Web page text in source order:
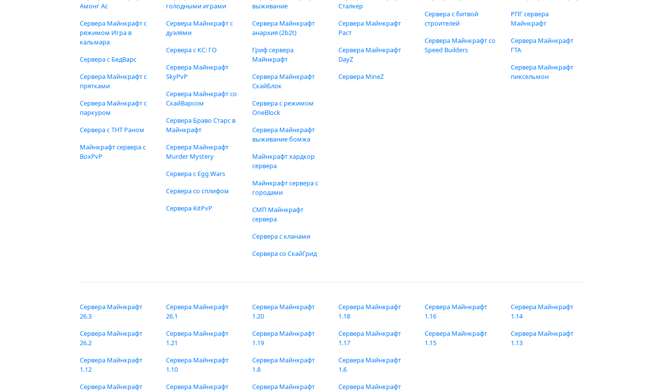
Амонг Ас
Сервера Майнкрафт с
режимом Игра в
кальмара
Сервера с БедВарс
Сервера Майнкрафт с
прятками
Сервера Майнкрафт с
паркуром
Сервера с ТНТ Раном
Майнкрафт сервера с
BoxPvP
голодными играми
Сервера Майнкрафт с
дуэлями
Сервера с КС: ГО
Сервера Майнкрафт
SkyPvP
Сервера Майнкрафт со
СкайВарсом
Сервера Браво Старс в
Майнкрафт
Сервера Майнкрафт
Murder Mystery
Сервера с Egg Wars
Сервера со сплифом
Сервера KitPvP
выживание
Сервера Майнкрафт
анархия (2b2t)
Гриф сервера
Майнкрафт
Сервера Майнкрафт
СкайБлок
Сервера с режимом
OneBlock
Сервера Майнкрафт
выживание бомжа
Майнкрафт хардкор
сервера
Майнкрафт сервера с
городами
СМП Майнкрафт
сервера
Сервера с кланами
Сервера со СкайГрид
Сталкер
Сервера Майнкрафт
Раст
Сервера Майнкрафт
DayZ
Сервера MineZ
Сервера с битвой
строителей
Сервера Майнкрафт со
Speed Builders
РПГ сервера
Майнкрафт
Сервера Майнкрафт
ГТА
Сервера Майнкрафт
пиксельмон
Сервера Майнкрафт
26.3
Сервера Майнкрафт
26.2
Сервера Майнкрафт
26.1
Сервера Майнкрафт
1.21
Сервера Майнкрафт
1.20
Сервера Майнкрафт
1.19
Сервера Майнкрафт
1.18
Сервера Майнкрафт
1.17
Сервера Майнкрафт
1.16
Сервера Майнкрафт
1.15
Сервера Майнкрафт
1.14
Сервера Майнкрафт
1.13
Сервера Майнкрафт
1.12
Сервера Майнкрафт
Сервера Майнкрафт
1.10
Сервера Майнкрафт
Сервера Майнкрафт
1.8
Сервера Майнкрафт
Сервера Майнкрафт
1.6
Сервера Майнкрафт